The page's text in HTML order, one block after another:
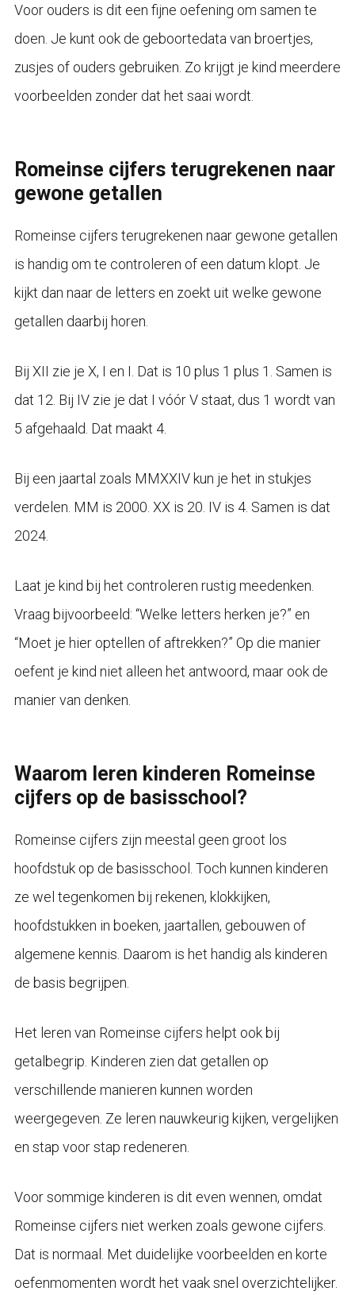
Voor ouders is dit een fijne oefening om samen te
doen. Je kunt ook de geboortedata van broertjes,
zusjes of ouders gebruiken. Zo krijgt je kind meerdere
voorbeelden zonder dat het saai wordt.
Romeinse cijfers terugrekenen naar
gewone getallen
Romeinse cijfers terugrekenen naar gewone getallen
is handig om te controleren of een datum klopt. Je
kijkt dan naar de letters en zoekt uit welke gewone
getallen daarbij horen.
Bij XII zie je X, I en I. Dat is 10 plus 1 plus 1. Samen is
dat 12. Bij IV zie je dat I vóór V staat, dus 1 wordt van
5 afgehaald. Dat maakt 4.
Bij een jaartal zoals MMXXIV kun je het in stukjes
verdelen. MM is 2000. XX is 20. IV is 4. Samen is dat
2024.
Laat je kind bij het controleren rustig meedenken.
Vraag bijvoorbeeld: “Welke letters herken je?” en
“Moet je hier optellen of aftrekken?” Op die manier
oefent je kind niet alleen het antwoord, maar ook de
manier van denken.
Waarom leren kinderen Romeinse
cijfers op de basisschool?
Romeinse cijfers zijn meestal geen groot los
hoofdstuk op de basisschool. Toch kunnen kinderen
ze wel tegenkomen bij rekenen, klokkijken,
hoofdstukken in boeken, jaartallen, gebouwen of
algemene kennis. Daarom is het handig als kinderen
de basis begrijpen.
Het leren van Romeinse cijfers helpt ook bij
getalbegrip. Kinderen zien dat getallen op
verschillende manieren kunnen worden
weergegeven. Ze leren nauwkeurig kijken, vergelijken
en stap voor stap redeneren.
Voor sommige kinderen is dit even wennen, omdat
Romeinse cijfers niet werken zoals gewone cijfers.
Dat is normaal. Met duidelijke voorbeelden en korte
oefenmomenten wordt het vaak snel overzichtelijker.